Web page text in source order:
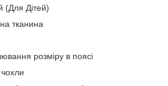
(Для Дітей)
тканина
розміру в поясі
чохли